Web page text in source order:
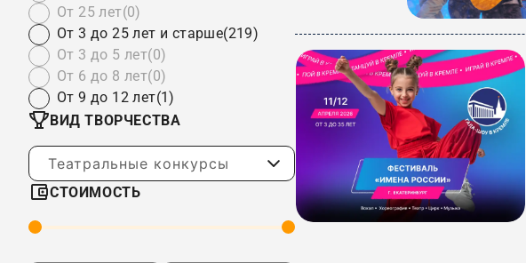
От 25 лет(0)
От 3 до 25 лет и старше(219)
От 3 до 5 лет(0)
От 6 до 8 лет(0)
От 9 до 12 лет(1)
ВИД ТВОРЧЕСТВА
Театральные конкурсы
СТОИМОСТЬ